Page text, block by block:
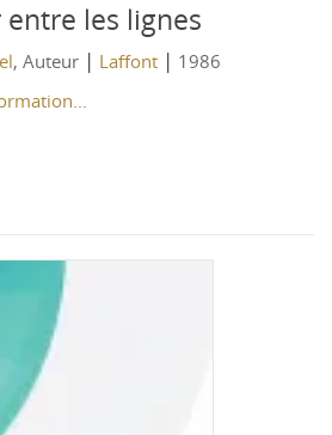
les lignes
, Auteur | Laffont| 1986